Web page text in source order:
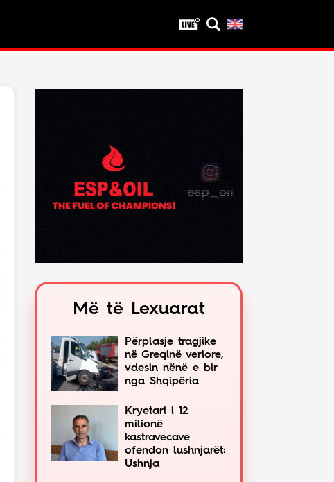
Më të Lexuarat
Përplasje tragjike
në Greqinë veriore,
vdesin nënë e bir
nga Shqipëria
Kryetari i 12
milionë
kastravecave
ofendon lushnjarët:
Ushnja